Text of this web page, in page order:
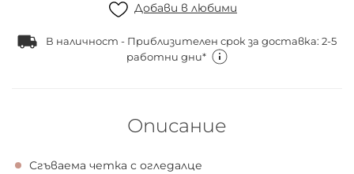
Добави в любими
В наличност - Приблизителен срок за доставка: 2-5
работни дни*
Описание
Сгъваема четка с огледалце